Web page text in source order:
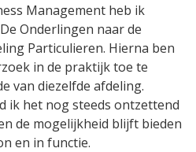
Management heb ik
Onderlingen naar de
Particulieren. Hierna ben
in de praktijk toe te
van diezelfde afdeling.
ik het nog steeds ontzettend
de mogelijkheid blijft bieden
en in functie.